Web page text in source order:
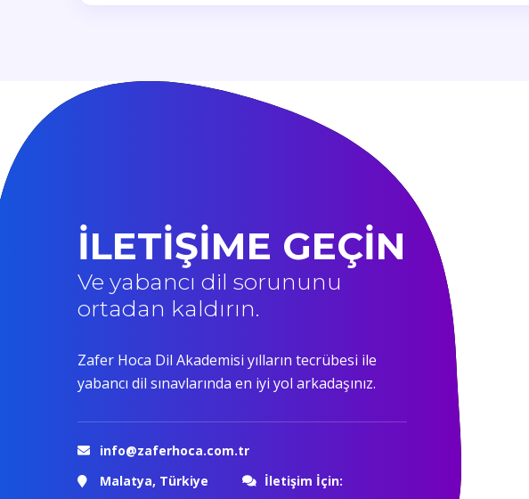
İLETİŞİME GEÇİN
Ve yabancı dil sorununu
ortadan kaldırın.
Zafer Hoca Dil Akademisi yılların tecrübesi ile
yabancı dil sınavlarında en iyi yol arkadaşınız.
info@zaferhoca.com.tr
Malatya, Türkiye
İletişim İçin: